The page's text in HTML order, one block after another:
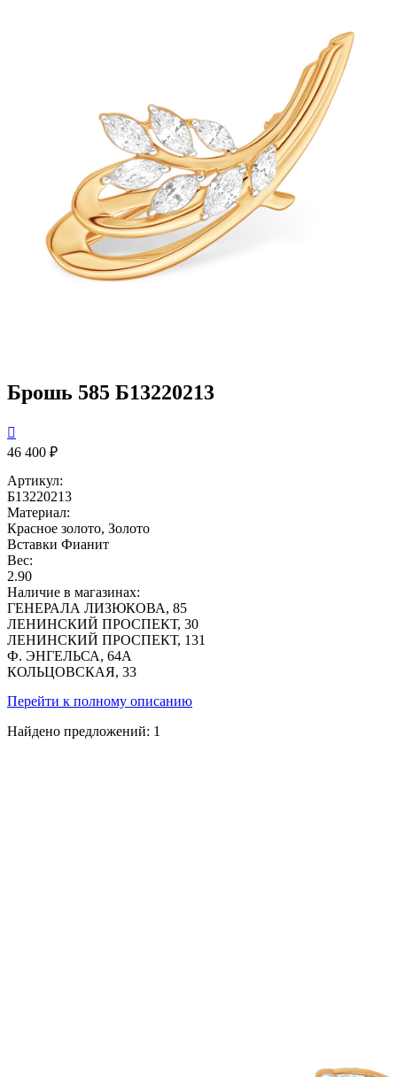
Брошь 585 Б13220213

46 400 ₽
Артикул:
Б13220213
Материал:
Красное золото, Золото
Вставки Фианит
Вес:
2.90
Наличие в магазинах:
ГЕНЕРАЛА ЛИЗЮКОВА, 85
ЛЕНИНСКИЙ ПРОСПЕКТ, 30
ЛЕНИНСКИЙ ПРОСПЕКТ, 131
Ф. ЭНГЕЛЬСА, 64А
КОЛЬЦОВСКАЯ, 33
Перейти к полному описанию
Найдено предложений: 1